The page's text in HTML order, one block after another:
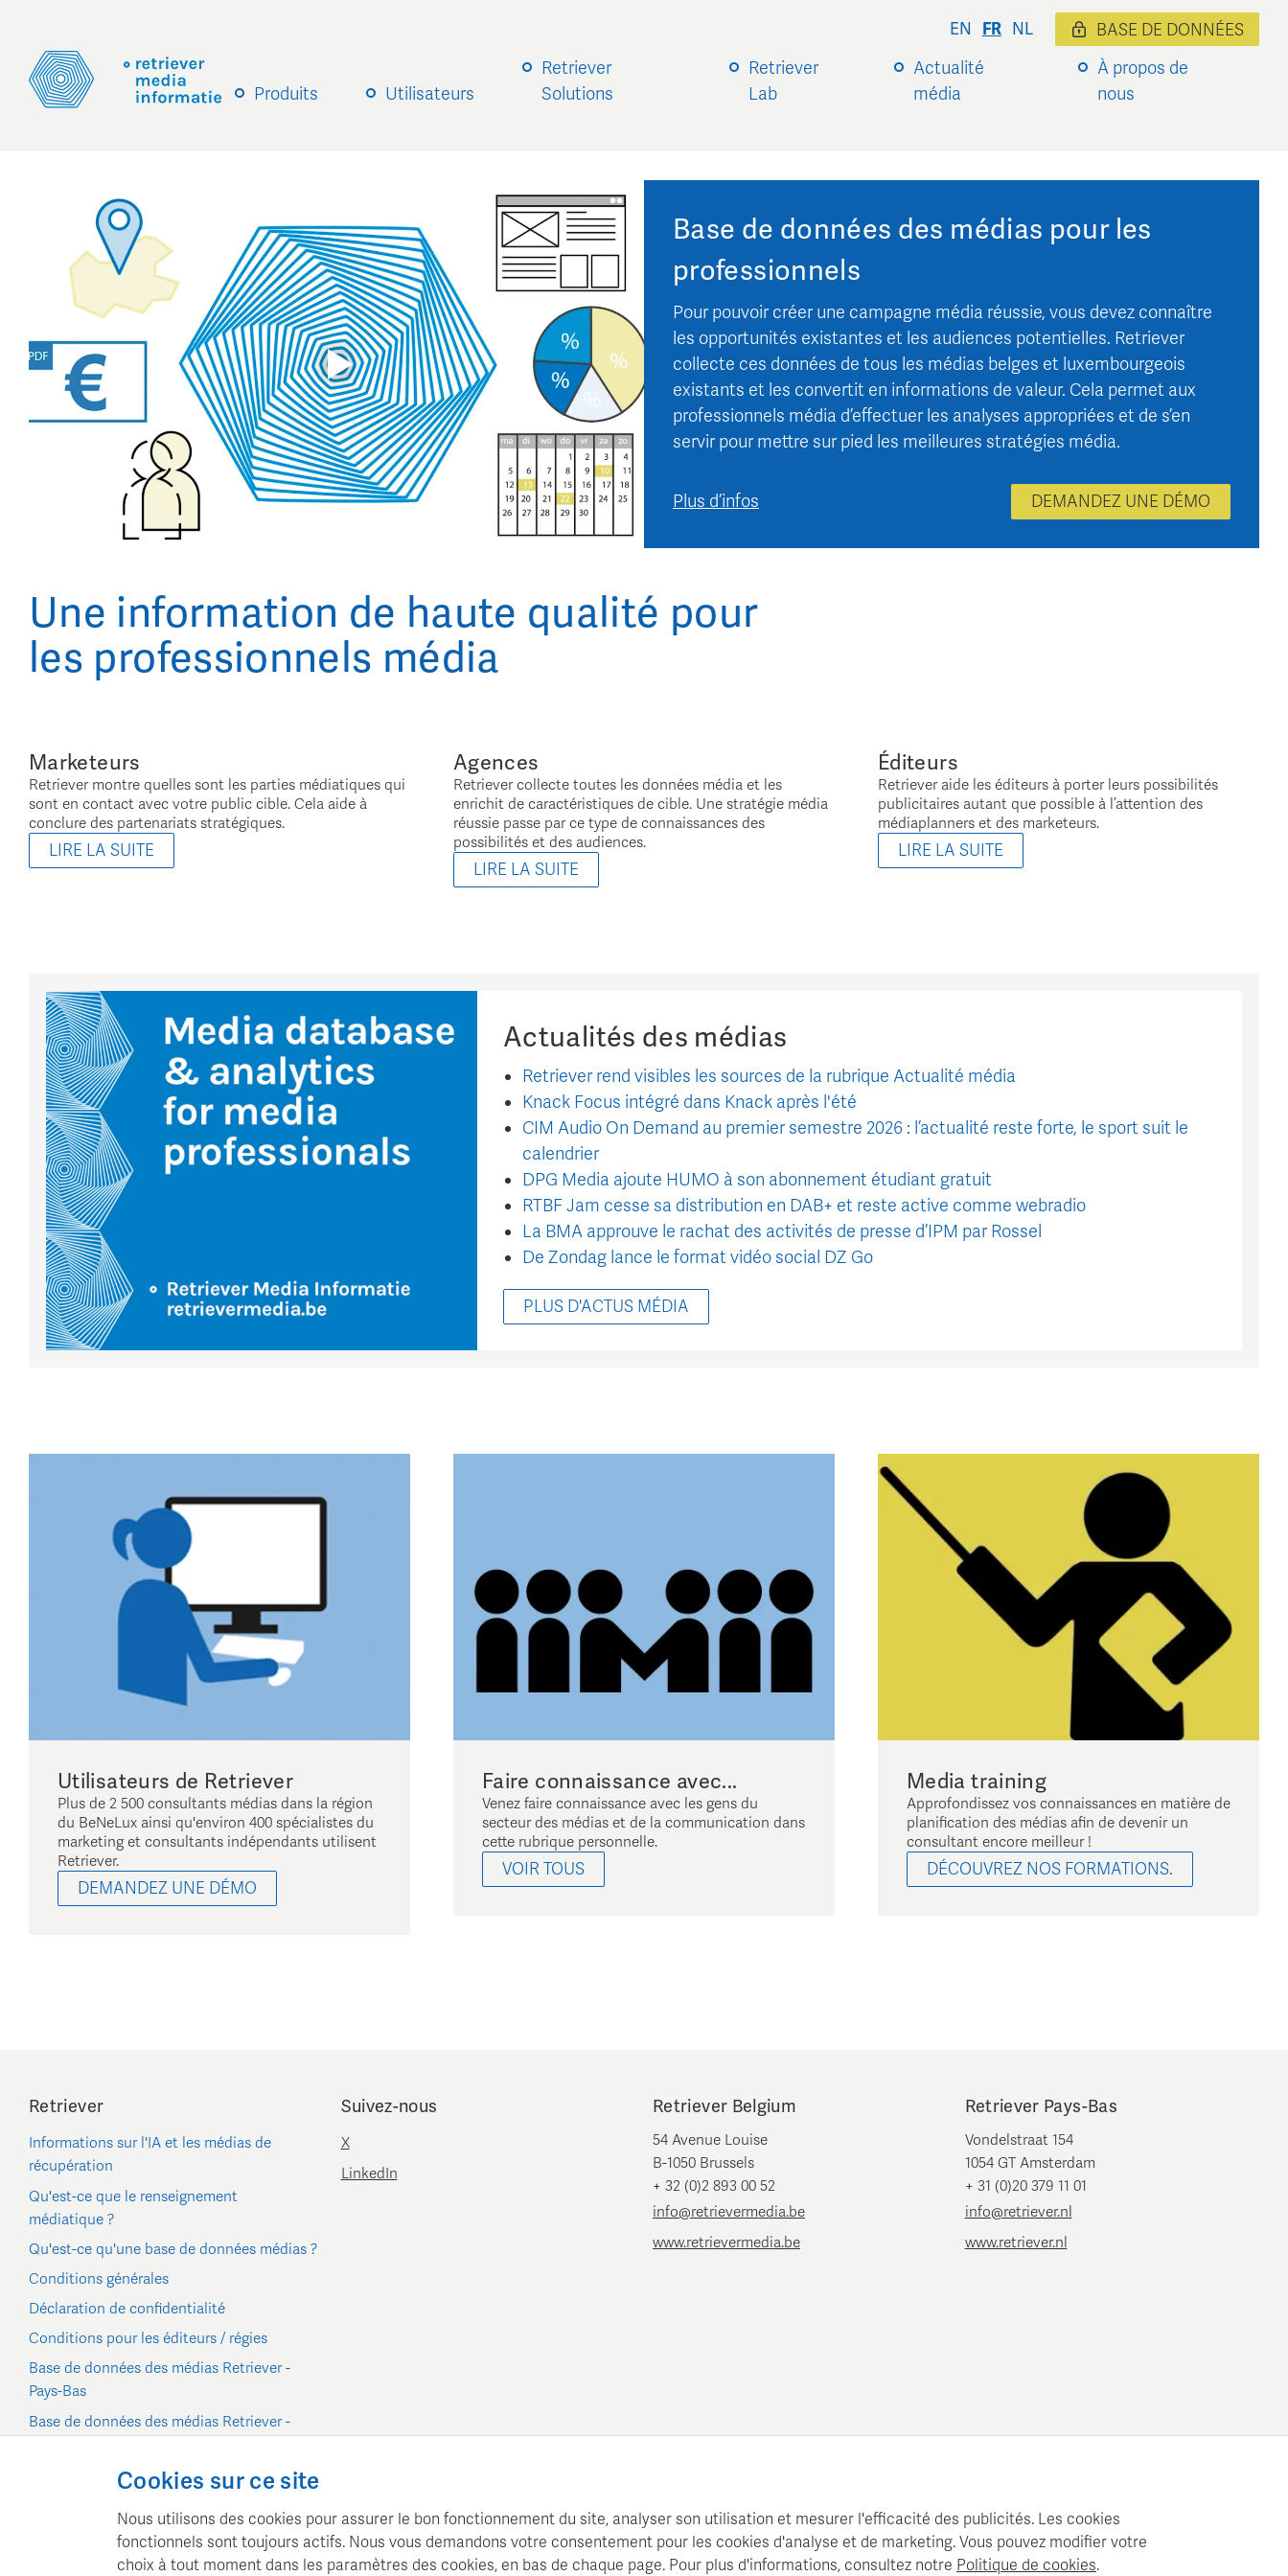
Produits Utilisateurs
Retriever
Solutions
Retriever
Lab
Actualité
média
À propos de
nous
EN FR NL BASE DE DONNÉES
Base de données des médias pour les
professionnels
Pour pouvoir créer une campagne média réussie, vous devez connaître
les opportunités existantes et les audiences potentielles. Retriever
collecte ces données de tous les médias belges et luxembourgeois
existants et les convertit en informations de valeur. Cela permet aux
professionnels média d’effectuer les analyses appropriées et de s’en
servir pour mettre sur pied les meilleures stratégies média.
Plus d’infos DEMANDEZ UNE DÉMO
Une information de haute qualité pour
les professionnels média
Marketeurs
Retriever montre quelles sont les parties médiatiques qui
sont en contact avec votre public cible. Cela aide à
conclure des partenariats stratégiques.
LIRE LA SUITE
Agences
Retriever collecte toutes les données média et les
enrichit de caractéristiques de cible. Une stratégie média
réussie passe par ce type de connaissances des
possibilités et des audiences.
LIRE LA SUITE
Éditeurs
Retriever aide les éditeurs à porter leurs possibilités
publicitaires autant que possible à l’attention des
médiaplanners et des marketeurs.
LIRE LA SUITE
Actualités des médias
Retriever rend visibles les sources de la rubrique Actualité média
Knack Focus intégré dans Knack après l'été
CIM Audio On Demand au premier semestre 2026 : l’actualité reste forte, le sport suit le
calendrier
DPG Media ajoute HUMO à son abonnement étudiant gratuit
RTBF Jam cesse sa distribution en DAB+ et reste active comme webradio
La BMA approuve le rachat des activités de presse d’IPM par Rossel
De Zondag lance le format vidéo social DZ Go
PLUS D'ACTUS MÉDIA
Utilisateurs de Retriever
Plus de 2 500 consultants médias dans la région
du BeNeLux ainsi qu'environ 400 spécialistes du
marketing et consultants indépendants utilisent
Retriever.
DEMANDEZ UNE DÉMO
Faire connaissance avec...
Venez faire connaissance avec les gens du
secteur des médias et de la communication dans
cette rubrique personnelle.
VOIR TOUS
Media training
Approfondissez vos connaissances en matière de
planification des médias afin de devenir un
consultant encore meilleur !
DÉCOUVREZ NOS FORMATIONS.
Retriever
Informations sur l'IA et les médias de
récupération
Qu'est-ce que le renseignement
médiatique ?
Qu'est-ce qu'une base de données médias ?
Conditions générales
Déclaration de confidentialité
Conditions pour les éditeurs / régies
Base de données des médias Retriever -
Pays-Bas
Base de données des médias Retriever -
Paramètres des cookies
Suivez-nous
X
LinkedIn
Retriever Belgium
54 Avenue Louise
B-1050 Brussels
+ 32 (0)2 893 00 52
info@retrievermedia.be
www.retrievermedia.be
Retriever Pays-Bas
Vondelstraat 154
1054 GT Amsterdam
+ 31 (0)20 379 11 01
info@retriever.nl
www.retriever.nl
Cookies sur ce site
Nous utilisons des cookies pour assurer le bon fonctionnement du site, analyser son utilisation et mesurer l'efficacité des publicités. Les cookies
fonctionnels sont toujours actifs. Nous vous demandons votre consentement pour les cookies d'analyse et de marketing. Vous pouvez modifier votre
choix à tout moment dans les paramètres des cookies, en bas de chaque page. Pour plus d'informations, consultez notre Politique de cookies.